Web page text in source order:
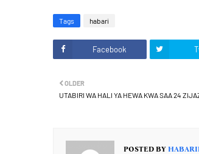
Tags habari
Facebook
OLDER
UTABIRI WA HALI YA HEWA KWA SAA 24
POSTED BY